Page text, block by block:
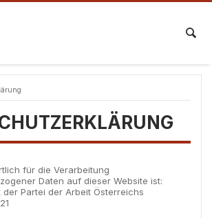
für die Verarbeitung
Daten auf dieser Website ist:
Partei der Arbeit Österreichs